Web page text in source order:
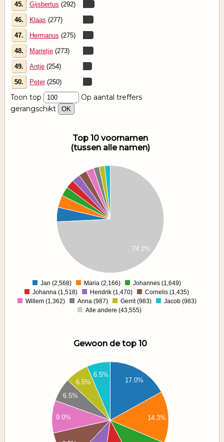
45. Gijsbertus (292)
46. Klaas (277)
47. Hermanus (275)
48. Marretje (273)
49. Antje (254)
50. Peter(250)
Toon top
Op aantal treffers
gerangschikt
Top 10 voornamen
(tussen alle namen)
74.2%
Jan (2,568) Maria (2,166)
Johannes (1,649)
Johanna (1,518)
Hendrik (1,470)
Cornelis (1,435)
Willem (1,362)
Anna (987) Gerrit (983)
Jacob (983)
Alle andere (43,555)
Gewoon de top 10
17.0%
14.3%
9.0%
6.5%
6.5%
6.5%